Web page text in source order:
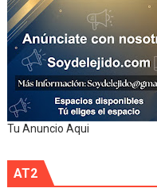
Tu Anuncio Aqui
AT2